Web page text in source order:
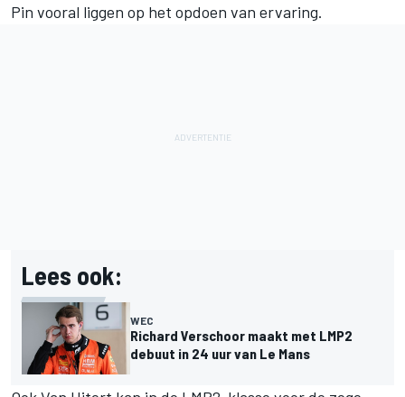
Pin vooral liggen op het opdoen van ervaring.
Lees ook:
WEC
Richard Verschoor maakt met LMP2
debuut in 24 uur van Le Mans